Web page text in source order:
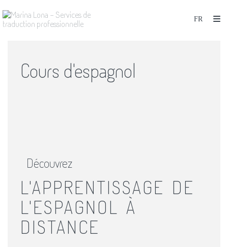
Cours d'espagnol
Découvrez
L'APPRENTISSAGE DE
L'ESPAGNOL À
DISTANCE